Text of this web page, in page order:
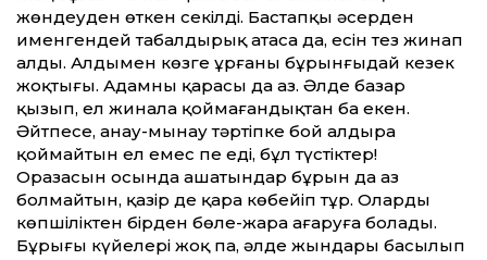
жөндеуден өткен секілді. Бастапқы әсерден
именгендей табалдырық атаса да, есін тез жинап
алды. Алдымен көзге ұрғаны бұрынғыдай кезек
жоқтығы. Адамның қарасы да аз. Әлде базар
қызып, ел жинала қоймағандықтан ба екен.
Әйтпесе, анау-мынау тәртіпке бой алдыра
қоймайтын ел емес пе еді, бұл түстіктер!
Оразасын осында ашатындар бұрын да аз
болмайтын, қазір де қара көбейіп тұр. Оларды
көпшіліктен бірден бөле-жара аңғаруға болады.
Бұрыңғы күйелері жоқ па, әлде жындары басылып